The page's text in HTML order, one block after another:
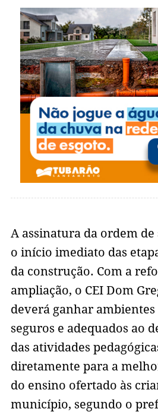
A assinatura da ordem
o início imediato das
da construção. Com a
ampliação, o CEI Dom
deverá ganhar
seguros e adequados ao
das atividades
diretamente para a
do ensino ofertado às
município, segundo o